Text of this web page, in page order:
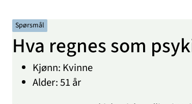
Spørsmål
Hva regnes som
Kjønn: Kvinne
Alder: 51 år